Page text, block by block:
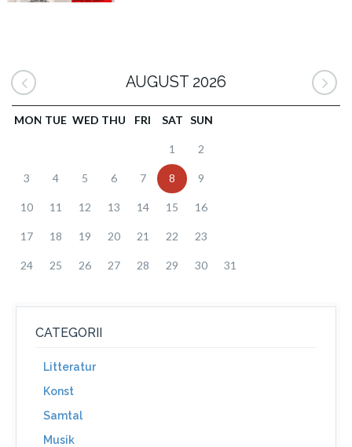
AUGUST 2026
MON TUE WED THU FRI SAT SUN
1 2
3 4 5 6 7 8 9
10 11 12 13 14 15 16
17 18 19 20 21 22 23
24 25 26 27 28 29 30 31
CATEGORII
Litteratur
Konst
Samtal
Musik